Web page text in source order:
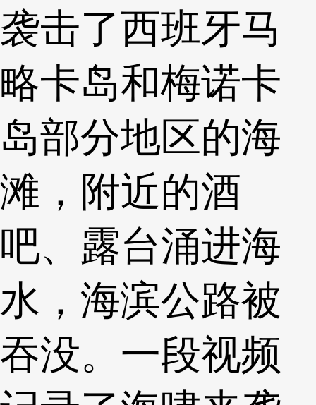
袭击了西班牙马
略卡岛和梅诺卡
岛部分地区的海
滩，附近的酒
吧、露台涌进海
水，海滨公路被
吞没。一段视频